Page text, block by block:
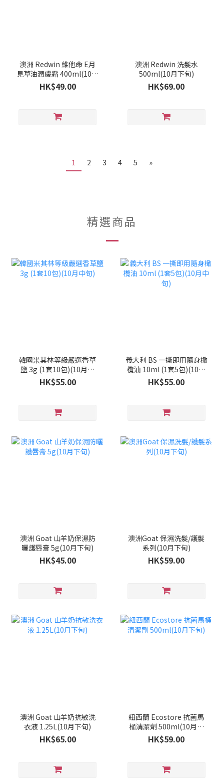
澳洲 Redwin 維他命 E月
見草油潤膚霜 400ml(10月
下旬)
HK$49.00
澳洲 Redwin 洗髮水
500ml(10月下旬)
HK$69.00
1 2 3 4 5 »
精選商品
韓國米其林等級嚴選香草
鹽 3g (1套10包)(10月中
旬)
HK$55.00
義大利 BS 一撕即用隨身橄
欖油 10ml (1套5包)(10月
中旬)
HK$55.00
澳洲 Goat 山羊奶保濕防
曬護唇膏 5g(10月下旬)
HK$45.00
澳洲Goat 保濕洗髮/護髮
系列(10月下旬)
HK$59.00
澳洲 Goat 山羊奶抗敏洗
衣液 1.25L(10月下旬)
HK$65.00
紐西蘭 Ecostore 抗菌馬
桶清潔劑 500ml(10月下
旬)
HK$59.00